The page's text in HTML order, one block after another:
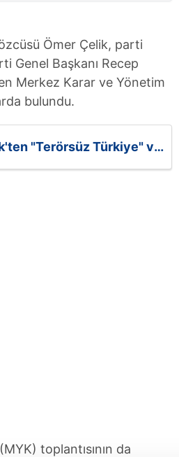
Ömer Çelik, parti
Genel Başkanı Recep
Merkez Karar ve Yönetim
bulundu.
"Terörsüz Türkiye" ve
toplantısının da